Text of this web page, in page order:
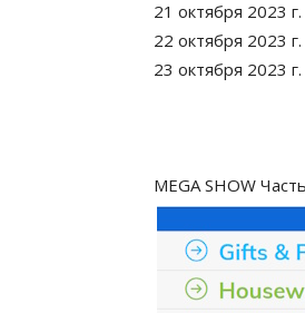
21 октября
22 октября
23 октября
MEGA SHOW